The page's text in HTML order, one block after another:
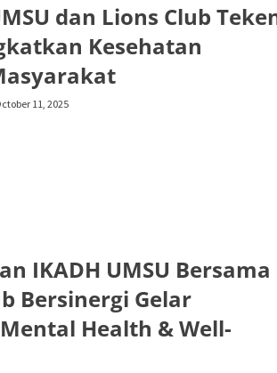
dan Lions Club
Kesehatan
11, 2025
IKADH UMSU Bersama
Bersinergi Gelar
Health & Well-